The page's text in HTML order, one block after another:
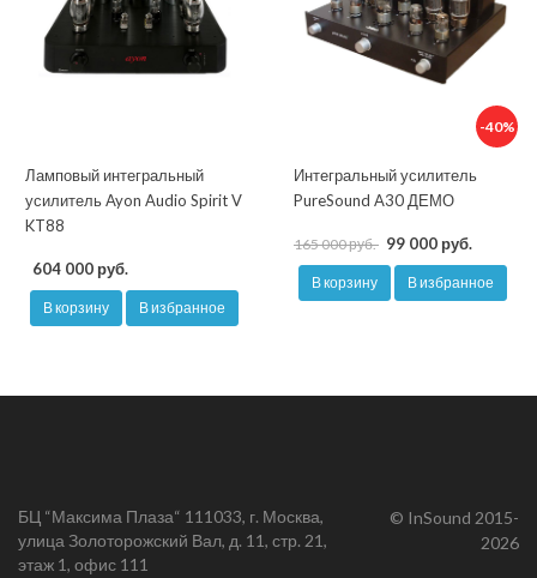
Ламповый интегральный
усилитель Ayon Audio Spirit V
KT88
604 000 руб.
В корзину В избранное
-40%
Интегральный усилитель
PureSound A30 ДЕМО
165 000 руб. 99 000 руб.
В корзину В избранное
БЦ “Максима Плаза“ 111033, г. Москва,
улица Золоторожский Вал, д. 11, стр. 21,
этаж 1, офис 111
© InSound 2015-
2026